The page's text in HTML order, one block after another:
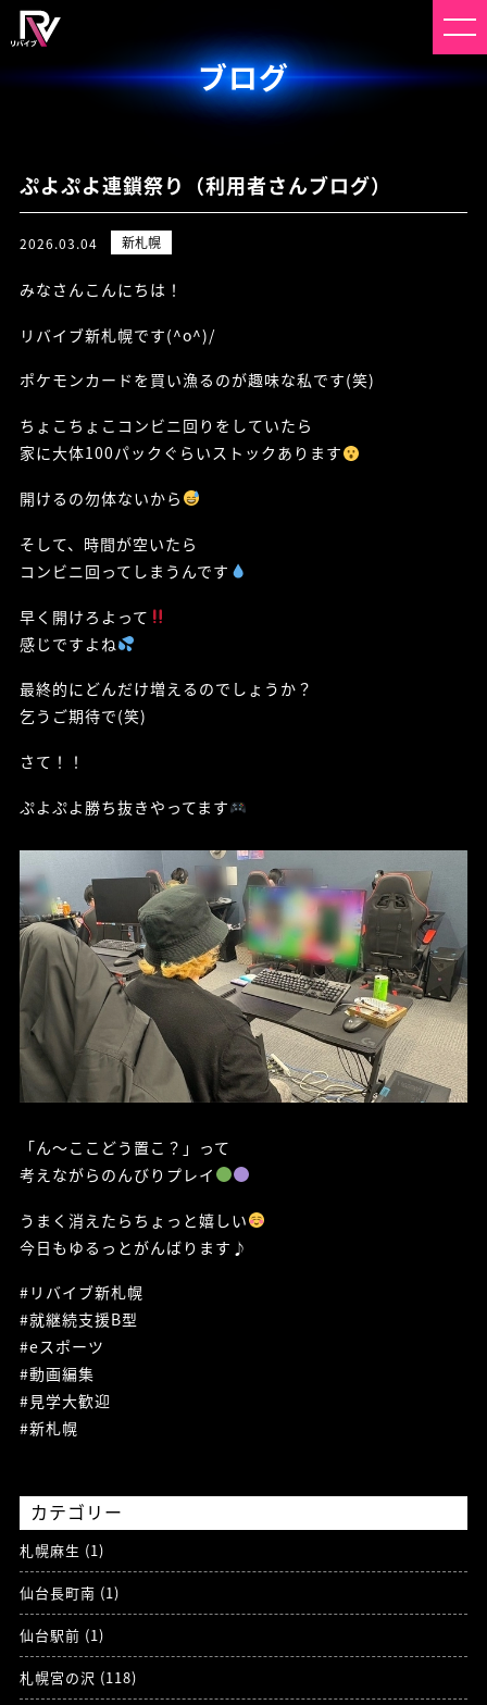
ブログ
ぷよぷよ連鎖祭り（利用者さんブログ）
2026.03.04 新札幌
みなさんこんにちは！
リバイブ新札幌です(^o^)/
ポケモンカードを買い漁るのが趣味な私です(笑)
ちょこちょこコンビニ回りをしていたら
家に大体100パックぐらいストックあります
開けるの勿体ないから
そして、時間が空いたら
コンビニ回ってしまうんです
早く開けろよって
感じですよね
最終的にどんだけ増えるのでしょうか？
乞うご期待で(笑)
さて！！
ぷよぷよ勝ち抜きやってます
「ん〜ここどう置こ？」って
考えながらのんびりプレイ
うまく消えたらちょっと嬉しい
今日もゆるっとがんばります♪
#リバイブ新札幌
#就継続支援B型
#eスポーツ
#動画編集
#見学大歓迎
#新札幌
カテゴリー
札幌麻生 (1)
仙台長町南 (1)
仙台駅前 (1)
札幌宮の沢 (118)